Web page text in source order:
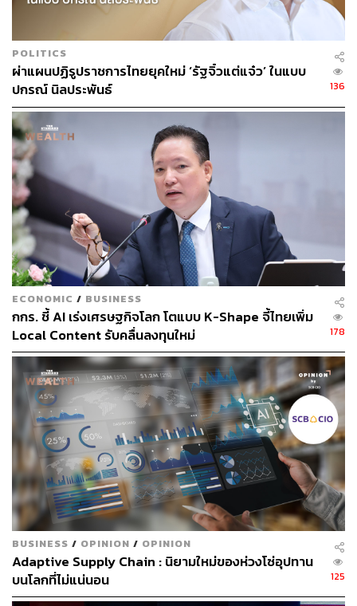
299
ABOUT THE AUTHOR
ถนัดกิจ จันกิเสน
Content Creator ประจำกองบรรณาธิการ
THE STANDARD WEALTH ผู้เสพติดโลก
ธุรกิจ การตลาด เทคโนโลยี และชอบสำรวจ
โลกออฟไลน์และออนไลน์มาถอดรหัสความ
เคลื่อนไหวให้เป็นเรื่องเข้าใจง่าย สนุก และได้
ไอเดียใหม่ๆ
POLITICS
ผ่าแผนปฏิรูปราชการไทยยุคใหม่ ‘รัฐจิ๋วแต่แจ๋ว’ ในแบบ
ปกรณ์ นิลประพันธ์
136
ECONOMIC / BUSINESS
กกร. ชี้ AI เร่งเศรษฐกิจโลก โตแบบ K-Shape จี้ไทยเพิ่ม
Local Content รับคลื่นลงทุนใหม่
178
BUSINESS / OPINION / OPINION
Adaptive Supply Chain : นิยามใหม่ของห่วงโซ่อุปทาน
บนโลกที่ไม่แน่นอน
125